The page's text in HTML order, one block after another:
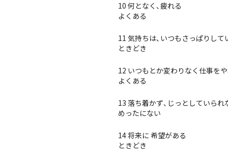
10 何となく、疲れる
よくある
11 気持ちは、いつもさっぱりして
ときどき
12 いつもとか変わりなく仕事を
よくある
13 落ち着かず、じっとしていられ
めったにない
14 将来に 希望がある
ときどき